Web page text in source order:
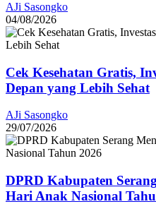
AJi Sasongko
04/08/2026
Cek Kesehatan Gratis,
Depan yang Lebih Sehat
AJi Sasongko
29/07/2026
DPRD Kabupaten
Hari Anak Nasional